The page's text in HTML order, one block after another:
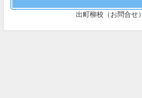
出町柳校（お問合せ）